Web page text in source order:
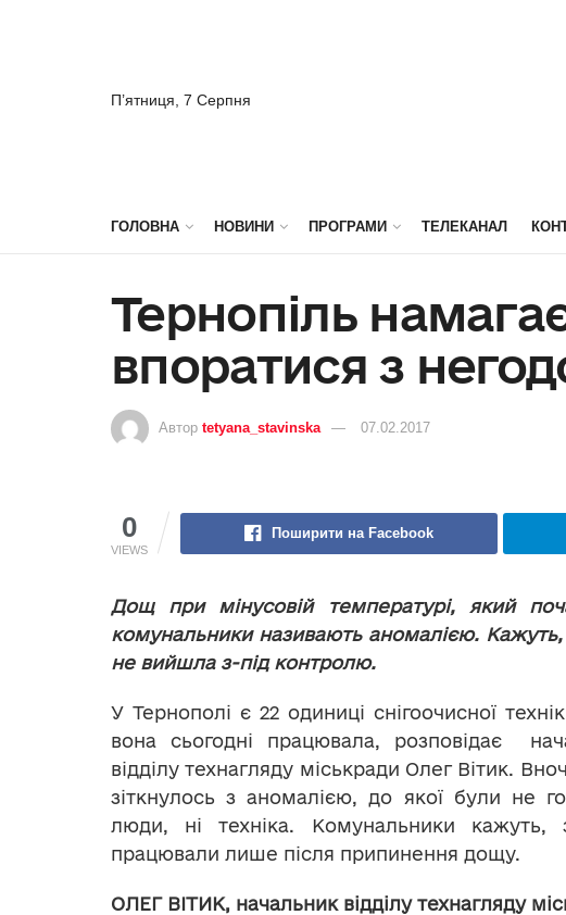
П’ятниця, 7 Серпня
ГОЛОВНА НОВИНИ ПРОГРАМИ ТЕЛЕКАНАЛ
Тернопіль
впоратися з
Автор tetyana_stavinska 07.02.2017
0
VIEWS
Поширити на Facebook
Дощ при мінусовій температурі, який
комунальники називають аномалією.
не вийшла з-під контролю.
У Тернополі є 22 одиниці снігоочисної
вона сьогодні працювала, розповідає
відділу технагляду міськради Олег Вітик.
зіткнулось з аномалією, до якої були не
люди, ні техніка. Комунальники кажуть,
працювали лише після припинення дощу.
ОЛЕГ ВІТИК, начальник відділу технагляду